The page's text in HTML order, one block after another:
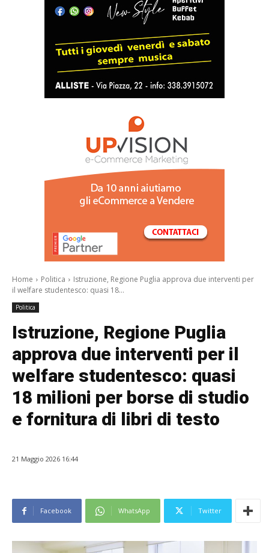
Home
Politica
Istruzione, Regione Puglia approva due interventi per
il welfare studentesco: quasi 18...
Politica
Istruzione, Regione Puglia
approva due interventi per il
welfare studentesco: quasi
18 milioni per borse di studio
e fornitura di libri di testo
21 Maggio 2026 16:44
Facebook WhatsApp Twitter